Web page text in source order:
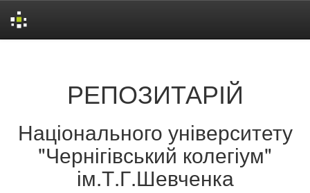
РЕПОЗИТАРІЙ
Національного університету
"Чернігівський колегіум"
ім.Т.Г.Шевченка